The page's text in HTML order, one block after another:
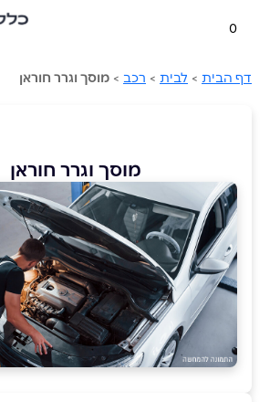
0
דף הבית > לבית > רכב > מוסך וגרר חוראן
מוסך וגרר חוראן